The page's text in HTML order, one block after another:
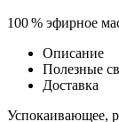
100 % эфирное
Описание
Полезные
Доставка
Успокаивающее,